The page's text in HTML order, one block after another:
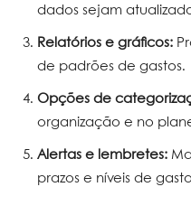
dados sejam
Relatórios e gráficos:
de padrões de gastos.
Opções de
organização e no
Alertas e lembretes:
prazos e níveis de